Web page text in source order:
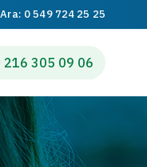
0 549 724 25 25
216 305 09 06